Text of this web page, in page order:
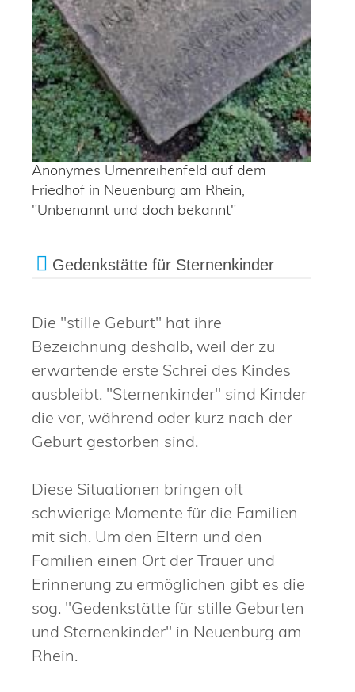
Anonymes Urnenreihenfeld auf dem
Friedhof in Neuenburg am Rhein,
"Unbenannt und doch bekannt"
Gedenkstätte für Sternenkinder
Die "stille Geburt" hat ihre
Bezeichnung deshalb, weil der zu
erwartende erste Schrei des Kindes
ausbleibt. "Sternenkinder" sind Kinder
die vor, während oder kurz nach der
Geburt gestorben sind.
Diese Situationen bringen oft
schwierige Momente für die Familien
mit sich. Um den Eltern und den
Familien einen Ort der Trauer und
Erinnerung zu ermöglichen gibt es die
sog. "Gedenkstätte für stille Geburten
und Sternenkinder" in Neuenburg am
Rhein.